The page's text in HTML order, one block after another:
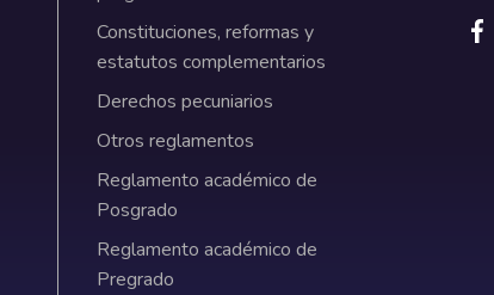
institucionales
Constituciones, reformas y
estatutos complementarios
Derechos pecuniarios
Otros reglamentos
Reglamento académico de
Posgrado
Reglamento académico de
Pregrado